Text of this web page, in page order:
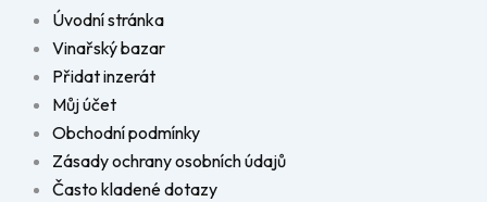
Úvodní stránka
Vinařský bazar
Přidat inzerát
Můj účet
Obchodní podmínky
Zásady ochrany osobních údajů
Často kladené dotazy